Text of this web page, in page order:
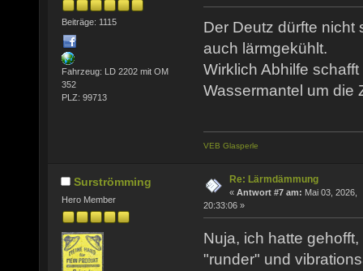
Beiträge: 1115
Fahrzeug: LD 2202 mit OM
352
PLZ: 99713
Der Deutz dürfte nicht
auch lärmgekühlt.
Wirklich Abhilfe
Wassermantel um
VEB Glasperle
Surströmming
Hero Member
Re: Lärmdämmung
« Antwort #7 am: Mai 03, 2026,
20:33:06 »
Nuja, ich hatte
"runder" und